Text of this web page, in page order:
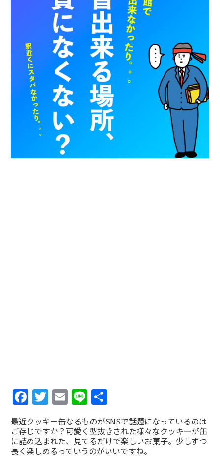
Facebook
Twitter
Email
Line
有
最近クッキー缶なるものがSNSで話題になっているのは
ご存じですか？可愛く型抜きされた様々なクッキーが缶
に詰め込まれた、見てるだけで楽しいお菓子。少しずつ
長く楽しめるっていうのがいいですね。